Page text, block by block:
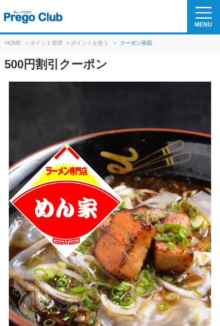
MENU
HOME > ポイント管理 > ポイントを使う > クーポン画面
500円割引クーポン